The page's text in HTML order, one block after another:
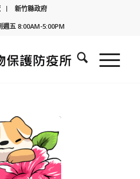
新竹縣政府
週五 8:00AM-5:00PM